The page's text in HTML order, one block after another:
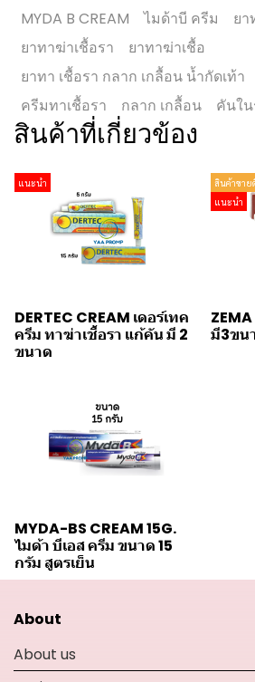
MYDA B CREAM ไมด้าบี ครีม
ย
ยาทาฆ่าเชื้อรา
ยาทาฆ่าเชื้อ
ยาทา เชื้อรา กลาก เกลื้อน น้ำกัดเท้า
ครีมทาเชื้อรา
กลาก เกลื้อน คันใ
สินค้าที่เกี่ยวข้อง
แนะนำ
DERTEC CREAM เดอร์เทค
ครีม ทาฆ่าเชื้อรา แก้คัน มี 2
ขนาด
สินค้าขาย
แนะนำ
มี3ขน
MYDA-BS CREAM 15G.
ไมด้า บีเอส ครีม ขนาด 15
กรัม สูตรเย็น
About
About us